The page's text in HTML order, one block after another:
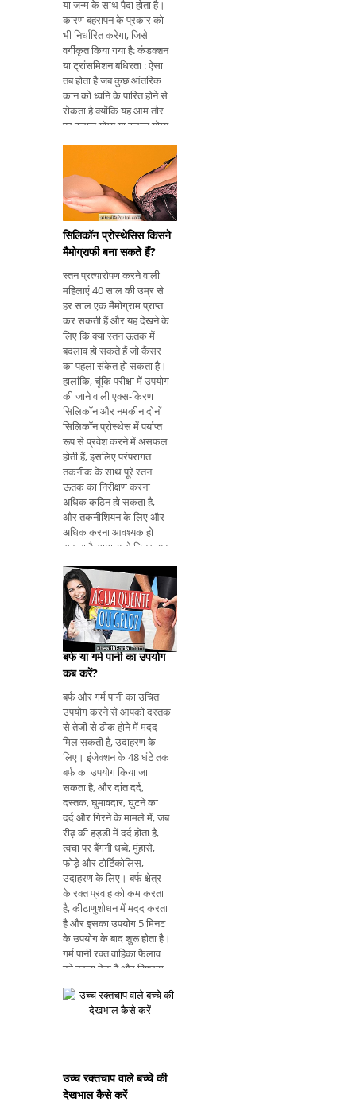
या जन्म के साथ पैदा होता है।
कारण बहरापन के प्रकार को
भी निर्धारित करेगा, जिसे
वर्गीकृत किया गया है: कंडक्शन
या ट्रांसमिशन बधिरता : ऐसा
तब होता है जब कुछ आंतरिक
कान को ध्वनि के पारित होने से
रोकता है क्योंकि यह आम तौर
पर इलाज योग्य या इलाज योग्य
जैसे कि आर्ड्रम, मोम बिल्डअप,
कान संक्रमण
सिलिकॉन प्रोस्थेसिस किसने
मैमोग्राफी बना सकते हैं?
स्तन प्रत्यारोपण करने वाली
महिलाएं 40 साल की उम्र से
हर साल एक मैमोग्राम प्राप्त
कर सकती हैं और यह देखने के
लिए कि क्या स्तन ऊतक में
बदलाव हो सकते हैं जो कैंसर
का पहला संकेत हो सकता है।
हालांकि, चूंकि परीक्षा में उपयोग
की जाने वाली एक्स-किरण
सिलिकॉन और नमकीन दोनों
सिलिकॉन प्रोस्थेस में पर्याप्त
रूप से प्रवेश करने में असफल
होती हैं, इसलिए परंपरागत
तकनीक के साथ पूरे स्तन
ऊतक का निरीक्षण करना
अधिक कठिन हो सकता है,
और तकनीशियन के लिए और
अधिक करना आवश्यक हो
सकता है सामान्य से चित्र, यह
सभी कपड़े का मूल्यांकन किया
जाता है। इस प्रकार, यह
सलाह दी जाती है कि परीक्षा को
चिह्नित क
बर्फ या गर्म पानी का उपयोग
कब करें?
बर्फ और गर्म पानी का उचित
उपयोग करने से आपको दस्तक
से तेजी से ठीक होने में मदद
मिल सकती है, उदाहरण के
लिए। इंजेक्शन के 48 घंटे तक
बर्फ का उपयोग किया जा
सकता है, और दांत दर्द,
दस्तक, घुमावदार, घुटने का
दर्द और गिरने के मामले में, जब
रीढ़ की हड्डी में दर्द होता है,
त्वचा पर बैंगनी धब्बे, मुंहासे,
फोड़े और टोर्टिकोलिस,
उदाहरण के लिए। बर्फ क्षेत्र
के रक्त प्रवाह को कम करता
है, कीटाणुशोधन में मदद करता
है और इसका उपयोग 5 मिनट
के उपयोग के बाद शुरू होता है।
गर्म पानी रक्त वाहिका फैलाव
को बढ़ावा देता है और विश्राम
तनाव को कम करता है। बर्फ
या गर्म पानी का उपयोग कब
उच्च रक्तचाप वाले बच्चे की
देखभाल कैसे करें